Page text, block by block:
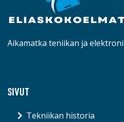
Aikamatka teniikan ja
SIVUT
Tekniikan historia